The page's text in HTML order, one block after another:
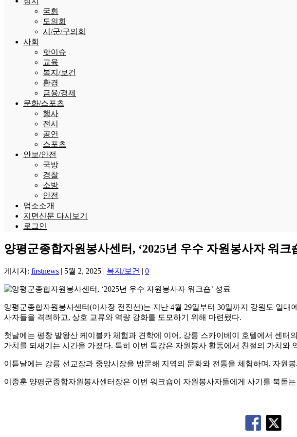
국회
도의회
시/군/구의회
사회
핫이슈
교육
복지/보건
환경
금융/경제
문화/스포츠
행사
전시
공연
스포츠
안보/안전
국방
경찰
소방
안전
업소소개
지면신문 다시보기
로그인
양평군종합자원봉사센터, ‘2025년 우수 자원봉사자 워크
게시자: firstnews | 5월 2, 2025 | 복지/보건 | 0
양평군종합자원봉사센터(이사장 전진선)는 지난 4월 29일부터 30일까지 강원도 일
사자들을 격려하고, 상호 교류와 역량 강화를 도모하기 위해 마련됐다.
첫날에는 평창 발왕산 케이블카 체험과 견학에 이어, 강릉 스카이베이 호텔에서 센터
가치를 되새기는 시간을 가졌다. 특히 이번 특강은 자원봉사 활동에서 친절의 가치와
이튿날에는 강릉 선교장과 중앙시장을 방문해 지역의 문화와 전통을 체험하며, 자원
이종훈 양평군종합자원봉사센터장은 이번 워크숍이 자원봉사자들에게 사기를 북돋